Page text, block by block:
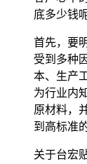
底多少钱
首先，要
受到多种
本、生产
为行业内
原材料，
到高标准
关于台宏